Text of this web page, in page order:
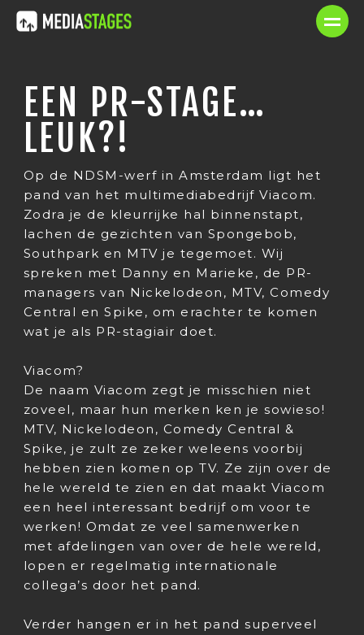
EEN PR-STAGE…
LEUK?!
Op de NDSM-werf in Amsterdam ligt het
pand van het multimediabedrijf Viacom.
Zodra je de kleurrijke hal binnenstapt,
lachen de gezichten van Spongebob,
Southpark en MTV je tegemoet. Wij
spreken met Danny en Marieke, de PR-
managers van Nickelodeon, MTV, Comedy
Central en Spike, om erachter te komen
wat je als PR-stagiair doet.
Viacom?
De naam Viacom zegt je misschien niet
zoveel, maar hun merken ken je sowieso!
MTV, Nickelodeon, Comedy Central &
Spike, je zult ze zeker weleens voorbij
hebben zien komen op TV. Ze zijn over de
hele wereld te zien en dat maakt Viacom
een heel interessant bedrijf om voor te
werken! Omdat ze veel samenwerken
met afdelingen van over de hele wereld,
lopen er regelmatig internationale
collega’s door het pand.
Verder hangen er in het pand superveel